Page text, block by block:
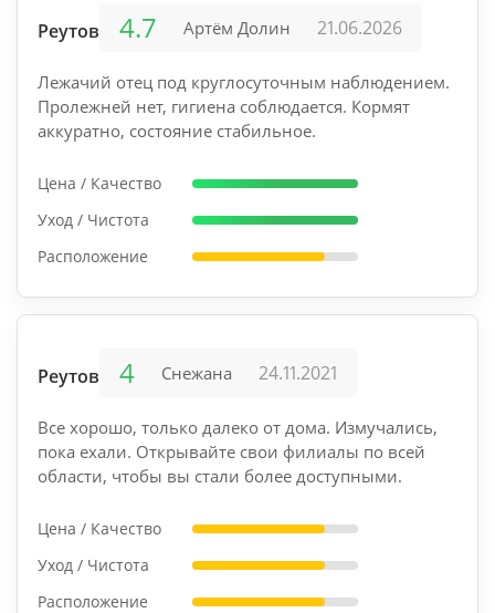
Реутов-1 4.7 Артём Долин 21.06.2026
Лежачий отец под круглосуточным наблюдением.
Пролежней нет, гигиена соблюдается. Кормят
аккуратно, состояние стабильное.
Цена / Качество
Уход / Чистота
Расположение
Реутов-1 4 Снежана 24.11.2021
Все хорошо, только далеко от дома. Измучались,
пока ехали. Открывайте свои филиалы по всей
области, чтобы вы стали более доступными.
Цена / Качество
Уход / Чистота
Расположение